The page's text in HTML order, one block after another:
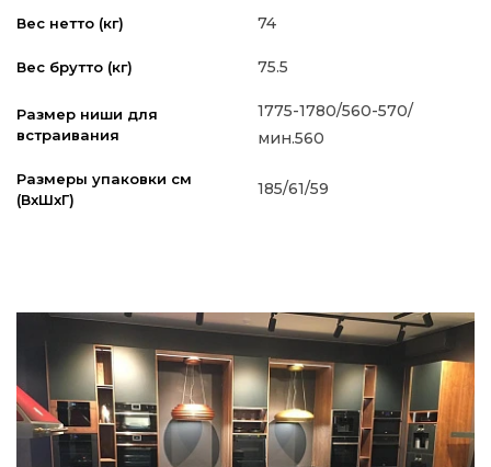
Вес нетто (кг) 74
Вес брутто (кг) 75.5
Размер ниши для
встраивания
1775-1780/560-570/
мин.560
Размеры упаковки см
(ВxШxГ)
185/61/59